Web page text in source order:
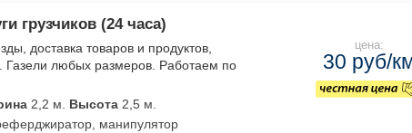
грузчиков (24 часа)
доставка товаров и продуктов,
Газели любых размеров. Работаем по
2,2 м. Высота 2,5 м.
манипулятор
цена:
30 руб/